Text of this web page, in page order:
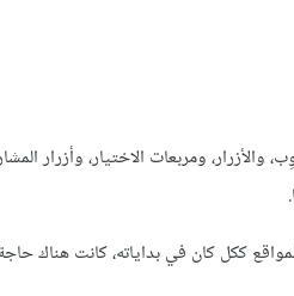
ومربعات الاختيار، وأزرار
ككل كان في بداياته، كانت هناك